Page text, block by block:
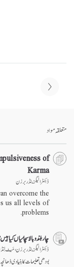
متعلقہ مواد
of
Karma
ڈاکٹر الیگزینڈر برزن
overcome the
us all levels of
problems.
چار بلند و بالا سچائیاں کیا
ڈاکٹر الیگزینڈر برزن ، مَیٹ
بودھی تعلیمات کا بنیادی ڈھانچہ